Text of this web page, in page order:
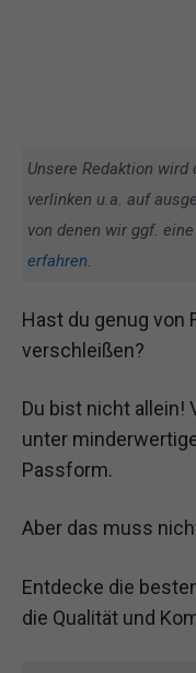
Unsere Redaktion
verlinken u.a. auf
von denen wir ggf.
erfahren.
Hast du genug von
verschleißen?
Du bist nicht allein!
unter
Passform.
Aber das muss
Entdecke die
die Qualität und